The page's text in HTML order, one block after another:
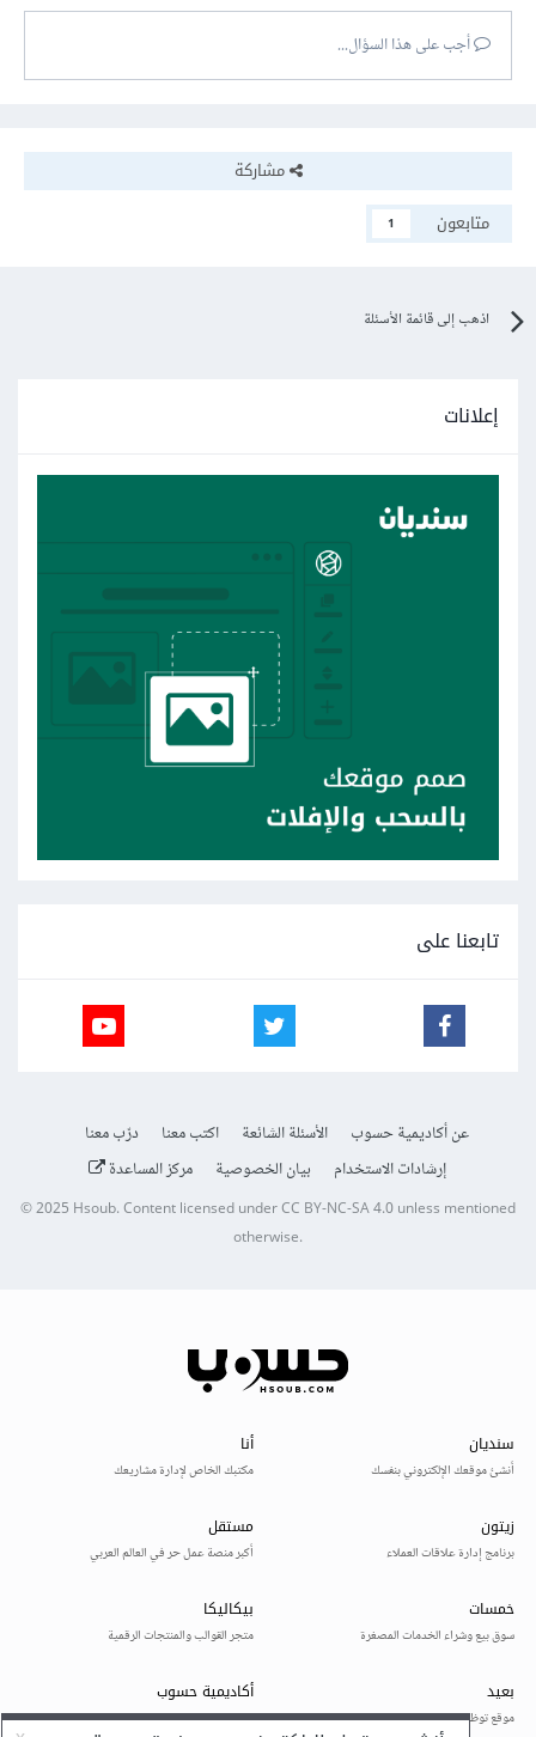
أجب على هذا السؤال...
مشاركة
متابعون
1
اذهب إلى قائمة الأسئلة
إعلانات
تابعنا على
عن أكاديمية حسوب الأسئلة الشائعة اكتب معنا
درّب معنا
إرشادات الاستخدام
بيان الخصوصية مركز المساعدة
© 2025Hsoub.Content licensed underCC BY-NC-SA 4.0unless mentioned
otherwise.